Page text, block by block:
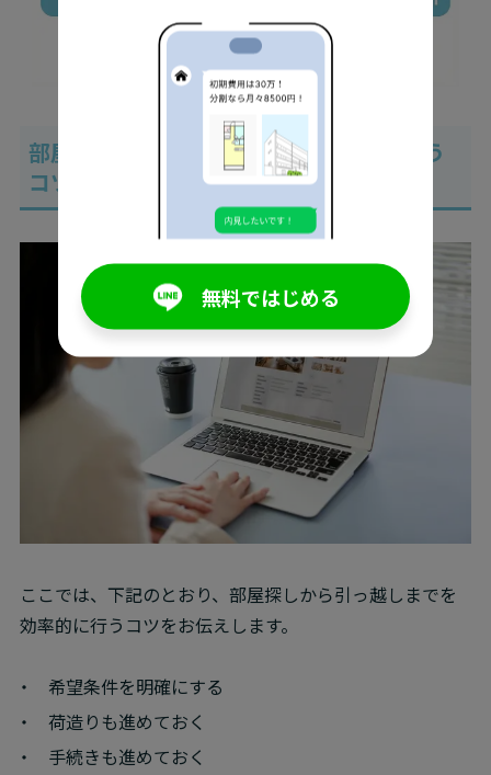
無料ではじめる
部屋探しから引っ越しまでを効率的に行う
コツ
ここでは、下記のとおり、部屋探しから引っ越しまでを
効率的に行うコツをお伝えします。
希望条件を明確にする
荷造りも進めておく
手続きも進めておく